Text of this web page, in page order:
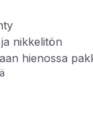
nikkelitön
hienossa